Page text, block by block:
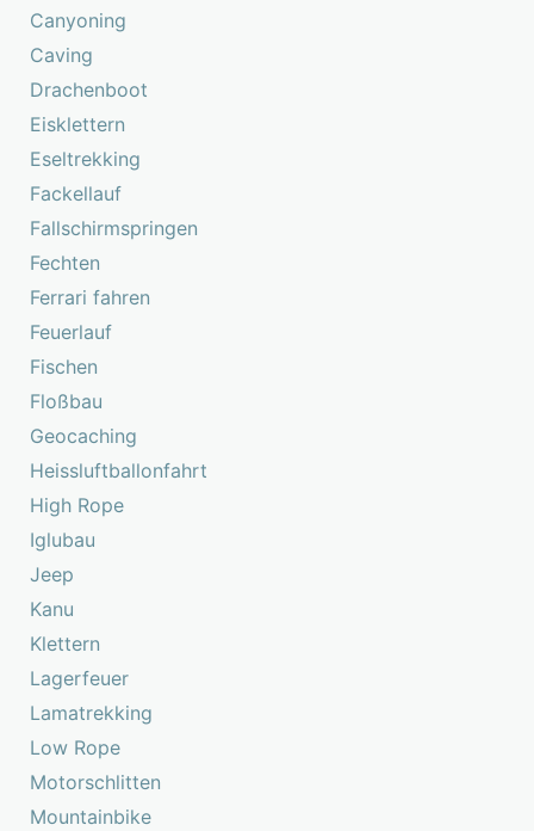
Canyoning
Caving
Drachenboot
Eisklettern
Eseltrekking
Fackellauf
Fallschirmspringen
Fechten
Ferrari fahren
Feuerlauf
Fischen
Floßbau
Geocaching
Heissluftballonfahrt
High Rope
Iglubau
Jeep
Kanu
Klettern
Lagerfeuer
Lamatrekking
Low Rope
Motorschlitten
Mountainbike